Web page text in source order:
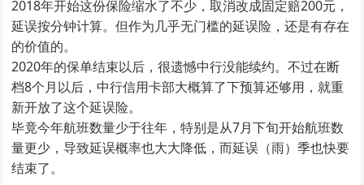
2018年开始这份保险缩水了不少，取消改成固定赔200元，
延误按分钟计算。但作为几乎无门槛的延误险，还是有存在
的价值的。
2020年的保单结束以后，很遗憾中行没能续约。不过在断
档8个月以后，中行信用卡部大概算了下预算还够用，就重
新开放了这个延误险。
毕竟今年航班数量少于往年，特别是从7月下旬开始航班数
量更少，导致延误概率也大大降低，而延误（雨）季也快要
结束了。